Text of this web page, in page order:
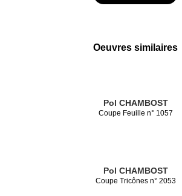
Oeuvres similaires
Pol CHAMBOST
Coupe Feuille n° 1057
Pol CHAMBOST
Coupe Tricônes n° 2053